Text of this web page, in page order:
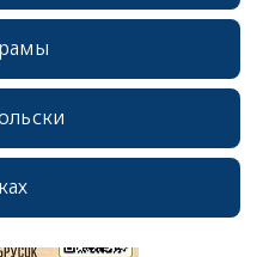
erid: 2SDnjcrDNw6